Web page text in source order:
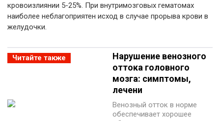
кровоизлиянии 5-25%. При внутримозговых гематомах
наиболее неблагоприятен исход в случае прорыва крови в
желудочки.
Читайте также
Нарушение венозного
оттока головного
мозга: симптомы,
лечени
Венозный отток в норме
обеспечивает хорошее